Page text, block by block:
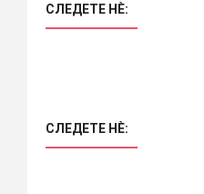
СЛЕДЕТЕ НÈ:
СЛЕДЕТЕ НÈ: